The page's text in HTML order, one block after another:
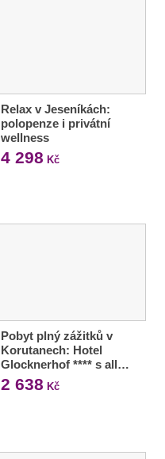
Relax v Jeseníkách:
polopenze i privátní
wellness
4 298 Kč
Pobyt plný zážitků v
Korutanech: Hotel
Glocknerhof **** s all…
2 638 Kč